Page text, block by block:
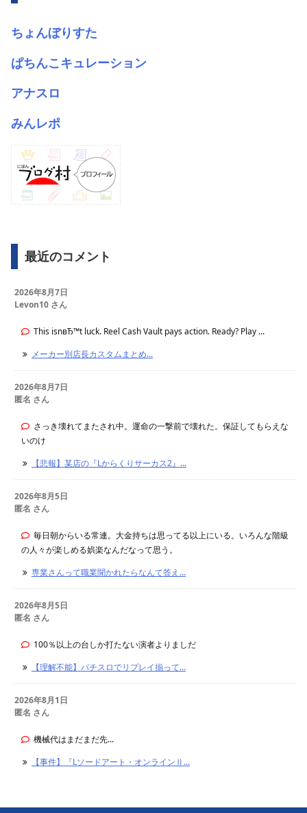
ちょんぼりすた
ぱちんこキュレーション
アナスロ
みんレポ
最近のコメント
2026年8月7日
Levon10 さん
This isnвЂ™t luck. Reel Cash Vault pays action. Ready? Play ...
メーカー別店長カスタムまとめ...
2026年8月7日
匿名 さん
さっき壊れてまたされ中。運命の一撃前で壊れた。保証してもらえな
いのけ
【悲報】某店の『Lからくりサーカス2』...
2026年8月5日
匿名 さん
毎日朝からいる常連。大金持ちは思ってる以上にいる。いろんな階級
の人々が楽しめる娯楽なんだなって思う。
専業さんって職業聞かれたらなんて答え...
2026年8月5日
匿名 さん
100％以上の台しか打たない演者よりましだ
【理解不能】パチスロでリプレイ揃って...
2026年8月1日
匿名 さん
機械代はまだまだ先...
【事件】『Lソードアート・オンラインⅡ...